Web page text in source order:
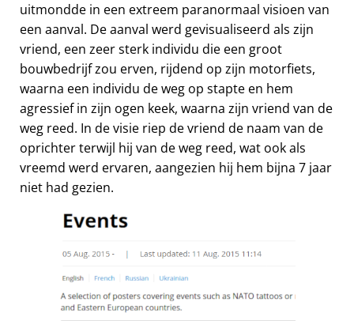
uitmondde in een extreem paranormaal visioen van
een aanval. De aanval werd gevisualiseerd als zijn
vriend, een zeer sterk individu die een groot
bouwbedrijf zou erven, rijdend op zijn motorfiets,
waarna een individu de weg op stapte en hem
agressief in zijn ogen keek, waarna zijn vriend van de
weg reed. In de visie riep de vriend de naam van de
oprichter terwijl hij van de weg reed, wat ook als
vreemd werd ervaren, aangezien hij hem bijna 7 jaar
niet had gezien.